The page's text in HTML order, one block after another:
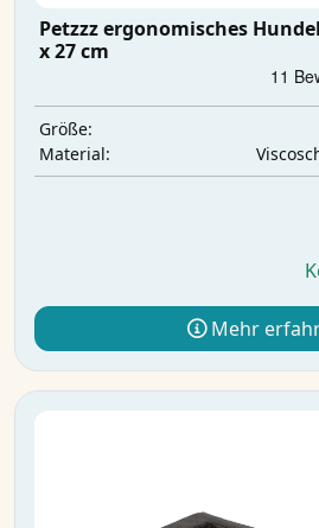
Petzzz ergonomisches
x 27 cm
Größe:
Material:
Mehr